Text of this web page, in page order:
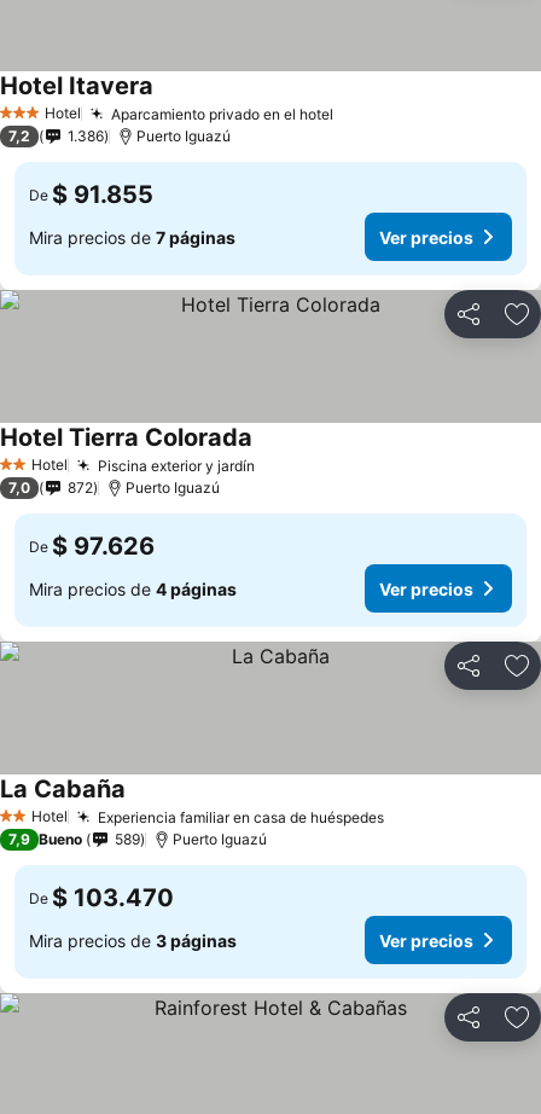
3 Estrellas
Hotel Aparcamiento privado en el hotel
Hotel Itavera
7,2 1.386 Puerto Iguazú
De $ 91.855
Mira precios de 7 páginas Ver precios
Compartir
2 Estrellas
Hotel Piscina exterior y jardín
Hotel Tierra Colorada
7,0 872 Puerto Iguazú
De $ 97.626
Mira precios de 4 páginas Ver precios
Compartir
2 Estrellas
Hotel Experiencia familiar en casa de huéspedesVer precios
La Cabaña
7,9 Bueno 589 Puerto Iguazú
De $ 103.470
Mira precios de 3 páginas Ver precios
Compartir